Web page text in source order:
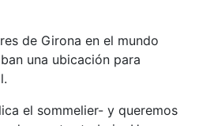
de Girona en el mundo
una ubicación para
el sommelier- y queremos